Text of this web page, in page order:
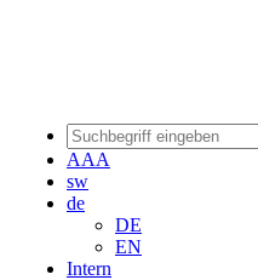
AAA
sw
de
DE
EN
Intern